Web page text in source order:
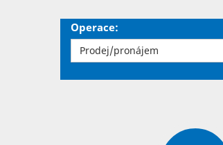
Operace:
Prodej/pronájem